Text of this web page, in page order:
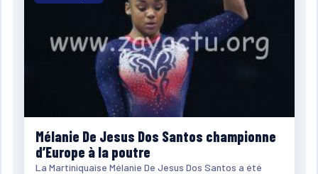
Mélanie De Jesus Dos Santos championne
d’Europe à la poutre
La Martiniquaise Mélanie De Jesus Dos Santos a été